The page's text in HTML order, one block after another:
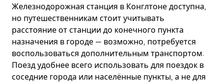
Железнодорожная станция в Конглтоне доступна,
но путешественникам стоит учитывать
расстояние от станции до конечного пункта
назначения в городе — возможно, потребуется
воспользоваться дополнительным транспортом.
Поезд удобнее всего использовать для поездок в
соседние города или населённые пункты, а не для